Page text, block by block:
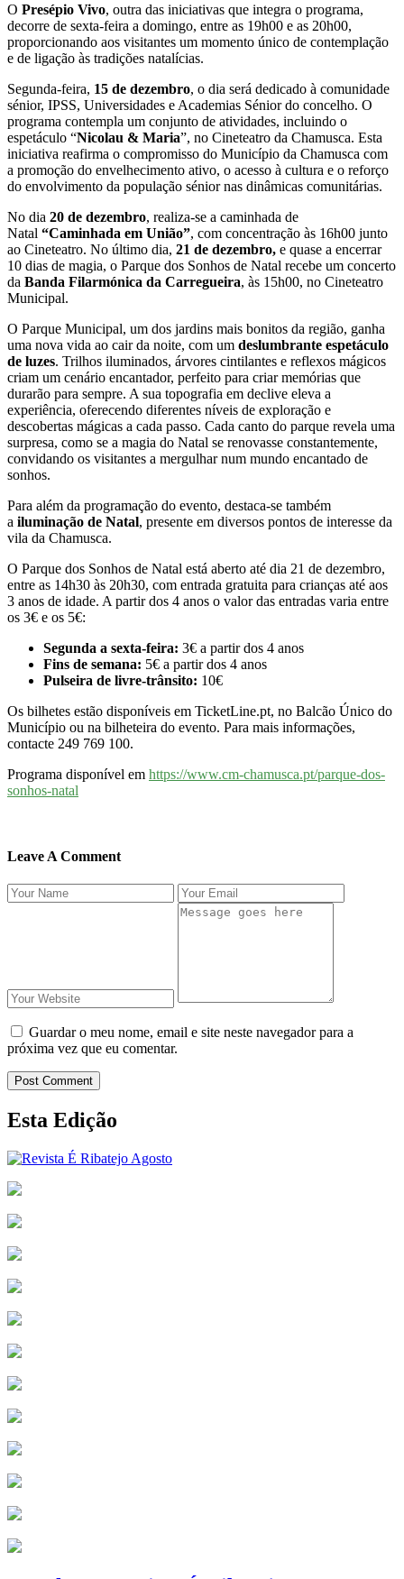
O Presépio Vivo, outra das iniciativas que integra o programa,
decorre de sexta-feira a domingo, entre as 19h00 e as 20h00,
proporcionando aos visitantes um momento único de contemplação
e de ligação às tradições natalícias.
Segunda-feira, 15 de dezembro, o dia será dedicado à comunidade
sénior, IPSS, Universidades e Academias Sénior do concelho. O
programa contempla um conjunto de atividades, incluindo o
espetáculo “Nicolau & Maria”, no Cineteatro da Chamusca. Esta
iniciativa reafirma o compromisso do Município da Chamusca com
a promoção do envelhecimento ativo, o acesso à cultura e o reforço
do envolvimento da população sénior nas dinâmicas comunitárias.
No dia 20 de dezembro, realiza-se a caminhada de
Natal “Caminhada em União”, com concentração às 16h00 junto
ao Cineteatro. No último dia, 21 de dezembro, e quase a encerrar
10 dias de magia, o Parque dos Sonhos de Natal recebe um concerto
da Banda Filarmónica da Carregueira, às 15h00, no Cineteatro
Municipal.
O Parque Municipal, um dos jardins mais bonitos da região, ganha
uma nova vida ao cair da noite, com um deslumbrante espetáculo
de luzes. Trilhos iluminados, árvores cintilantes e reflexos mágicos
criam um cenário encantador, perfeito para criar memórias que
durarão para sempre. A sua topografia em declive eleva a
experiência, oferecendo diferentes níveis de exploração e
descobertas mágicas a cada passo. Cada canto do parque revela uma
surpresa, como se a magia do Natal se renovasse constantemente,
convidando os visitantes a mergulhar num mundo encantado de
sonhos.
Para além da programação do evento, destaca-se também
a iluminação de Natal, presente em diversos pontos de interesse da
vila da Chamusca.
O Parque dos Sonhos de Natal está aberto até dia 21 de dezembro,
entre as 14h30 às 20h30, com entrada gratuita para crianças até aos
3 anos de idade. A partir dos 4 anos o valor das entradas varia entre
os 3€ e os 5€:
Segunda a sexta-feira: 3€ a partir dos 4 anos
Fins de semana: 5€ a partir dos 4 anos
Pulseira de livre-trânsito: 10€
Os bilhetes estão disponíveis em TicketLine.pt, no Balcão Único do
Município ou na bilheteira do evento. Para mais informações,
contacte 249 769 100.
Programa disponível em https://www.cm-chamusca.pt/parque-dos-
sonhos-natal
Leave A Comment
Guardar o meu nome, email e site neste navegador para a
próxima vez que eu comentar.
Post Comment
Esta Edição